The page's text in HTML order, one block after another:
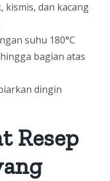
kismis, dan kacang
suhu 180°C
bagian atas
dingin
Resep